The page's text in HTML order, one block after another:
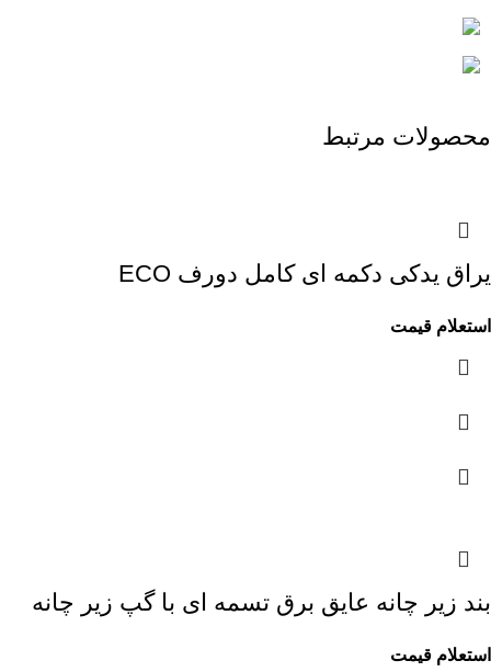
محصولات مرتبط
یراق یدکی دکمه ای کامل دورف ECO
استعلام قیمت
بند زیر چانه عایق برق تسمه ای با گپ زیر چانه
استعلام قیمت